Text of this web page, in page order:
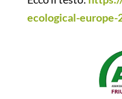
ecological-